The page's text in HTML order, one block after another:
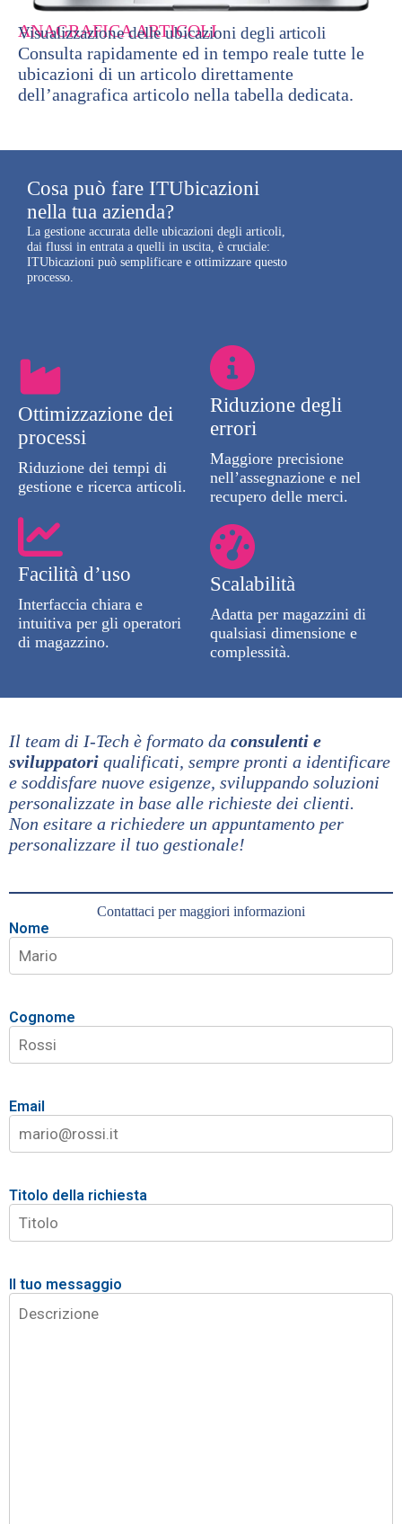
ANAGRAFICA ARTICOLI
Visualizzazione delle ubicazioni degli articoli
Consulta rapidamente ed in tempo reale tutte le
ubicazioni di un articolo direttamente
dell’anagrafica articolo nella tabella dedicata.
Cosa può fare ITUbicazioni
nella tua azienda?
La gestione accurata delle ubicazioni degli articoli,
dai flussi in entrata a quelli in uscita, è cruciale:
ITUbicazioni può semplificare e ottimizzare questo
processo.
Ottimizzazione dei
processi
Riduzione dei tempi di
gestione e ricerca articoli.
Facilità d’uso
Interfaccia chiara e
intuitiva per gli operatori
di magazzino.
Riduzione degli
errori
Maggiore precisione
nell’assegnazione e nel
recupero delle merci.
Scalabilità
Adatta per magazzini di
qualsiasi dimensione e
complessità.
Il team di I-Tech è formato da consulenti e
sviluppatori qualificati, sempre pronti a identificare
e soddisfare nuove esigenze, sviluppando soluzioni
personalizzate in base alle richieste dei clienti.
Non esitare a richiedere un appuntamento per
personalizzare il tuo gestionale!
Contattaci per maggiori informazioni
Nome
Cognome
Email
Titolo della richiesta
Il tuo messaggio